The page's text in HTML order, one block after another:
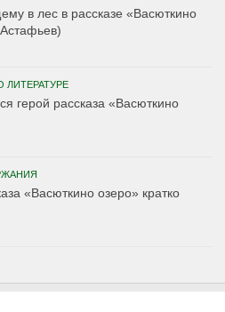
в лес в рассказе «Васюткино
герой рассказа «Васюткино
«Васюткино озеро» кратко